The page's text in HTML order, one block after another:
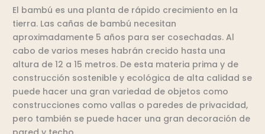
El bambú es una planta de rápido crecimiento en la
tierra. Las cañas de bambú necesitan
aproximadamente 5 años para ser cosechadas. Al
cabo de varios meses habrán crecido hasta una
altura de 12 a 15 metros. De esta materia prima y de
construcción sostenible y ecológica de alta calidad se
puede hacer una gran variedad de objetos como
construcciones como vallas o paredes de privacidad,
pero también se puede hacer una gran decoración de